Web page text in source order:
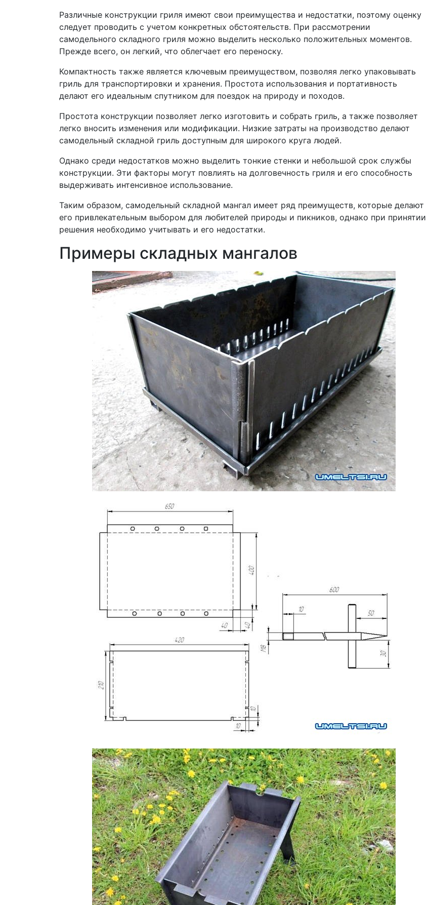
Различные конструкции гриля имеют свои преимущества и недостатки, поэтому оценку
следует проводить с учетом конкретных обстоятельств. При рассмотрении
самодельного складного гриля можно выделить несколько положительных моментов.
Прежде всего, он легкий, что облегчает его переноску.
Компактность также является ключевым преимуществом, позволяя легко упаковывать
гриль для транспортировки и хранения. Простота использования и портативность
делают его идеальным спутником для поездок на природу и походов.
Простота конструкции позволяет легко изготовить и собрать гриль, а также позволяет
легко вносить изменения или модификации. Низкие затраты на производство делают
самодельный складной гриль доступным для широкого круга людей.
Однако среди недостатков можно выделить тонкие стенки и небольшой срок службы
конструкции. Эти факторы могут повлиять на долговечность гриля и его способность
выдерживать интенсивное использование.
Таким образом, самодельный складной мангал имеет ряд преимуществ, которые делают
его привлекательным выбором для любителей природы и пикников, однако при принятии
решения необходимо учитывать и его недостатки.
Примеры складных мангалов